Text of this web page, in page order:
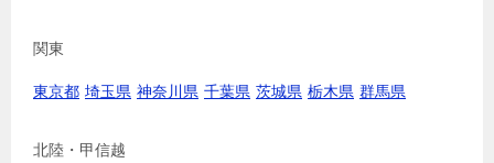
関東
東京都 埼玉県 神奈川県 千葉県 茨城県 栃木県 群馬県
北陸・甲信越